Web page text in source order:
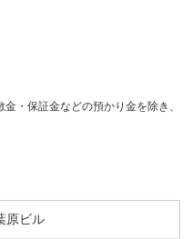
・保証金などの預かり金を除き、
原ビル